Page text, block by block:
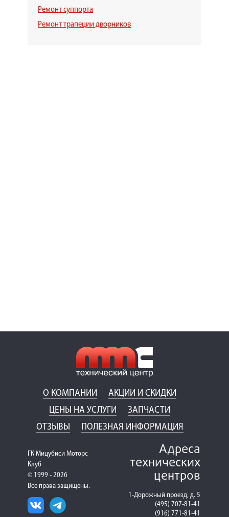
Ремонт суппорта
Ремонт трапеции дворников
О КОМПАНИИ
АКЦИИ И СКИДКИ
ЦЕНЫ НА УСЛУГИ
ЗАПЧАСТИ
ОТЗЫВЫ
ПОЛЕЗНАЯ ИНФОРМАЦИЯ
ГК Мицубиси Моторс
Клуб
© 1999 - 2026
Все права защищены.
Адреса
технических
центров
1-Дорожный проезд, д. 5
(495) 707-81-41
(916) 771-81-41